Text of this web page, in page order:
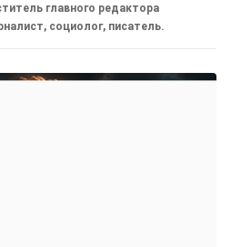
главного редактора
социолог, писатель.